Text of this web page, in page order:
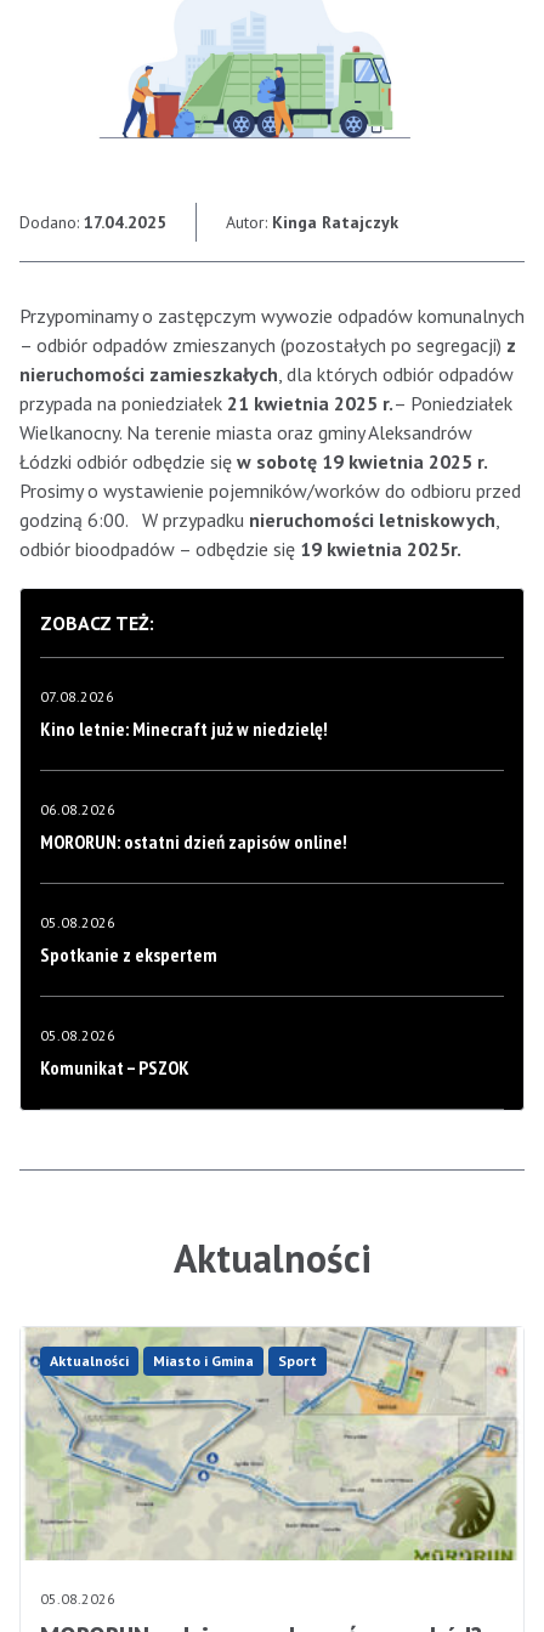
Dodano: 17.04.2025 Autor: Kinga Ratajczyk
Przypominamy o zastępczym wywozie odpadów komunalnych
– odbiór odpadów zmieszanych (pozostałych po segregacji) z
nieruchomości zamieszkałych, dla których odbiór odpadów
przypada na poniedziałek 21 kwietnia 2025 r.– Poniedziałek
Wielkanocny. Na terenie miasta oraz gminy Aleksandrów
Łódzki odbiór odbędzie się w sobotę 19 kwietnia 2025 r.
Prosimy o wystawienie pojemników/worków do odbioru przed
godziną 6:00. W przypadku nieruchomości letniskowych,
odbiór bioodpadów – odbędzie się 19 kwietnia 2025r.
ZOBACZ TEŻ:
07.08.2026
Kino letnie: Minecraft już w niedzielę!
06.08.2026
MORORUN: ostatni dzień zapisów online!
05.08.2026
Spotkanie z ekspertem
05.08.2026
Komunikat – PSZOK
Aktualności
Aktualności Miasto i Gmina Sport
05.08.2026